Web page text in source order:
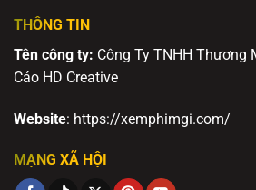
THÔNG TIN
Tên công ty: Công Ty TNHH Thương
Cáo HD Creative
Website: https://xemphimgi.com/
MẠNG XÃ HỘI